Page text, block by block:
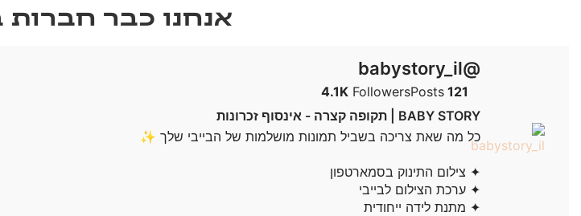
אנחנו כבר חברות
@babystory_il
121
Posts
4.1K Followers
BABY STORY | תקופה קצרה - אינסוף זכרונות
כל מה שאת צריכה בשביל תמונות מושלמות של הבייבי שלך ✨
✦ צילום התינוק בסמארטפון
✦ ערכת הצילום לבייבי
✦ מתנת לידה ייחודית